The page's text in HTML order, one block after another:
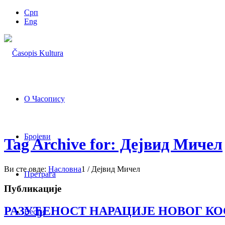
Срп
Eng
О Часопису
Бројеви
Претрага
Вести
Tag Archive for: Дејвид Мичел
Ви сте овде: Насловна1 / Дејвид Мичел
Публикације
РАЗУЂЕНОСТ НАРАЦИЈЕ НОВОГ